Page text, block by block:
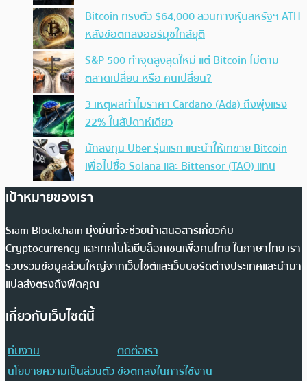
Bitcoin ทรงตัว $64,000 สวนทางหุ้นสหรัฐฯ ATH
หลังข้อตกลงฮอร์มุซใกล้ยุติ
S&P 500 ทำจุดสูงสุดใหม่ แต่ Bitcoin ไม่ตาม
ตลาดเปลี่ยน หรือ คนเปลี่ยน?
3 เหตุผลทำไมราคา Cardano (Ada) ถึงพุ่งแรง
22% ในสัปดาห์เดียว
นักลงทุน Uber รุ่นแรก แนะนำให้เทขาย Bitcoin
เพื่อไปซื้อ Solana และ Bittensor (TAO) แทน
เป้าหมายของเรา
Siam Blockchain มุ่งมั่นที่จะช่วยนำเสนอสารเกี่ยวกับ
Cryptocurrency และเทคโนโลยีบล็อกเชนเพื่อคนไทย ในภาษาไทย เรา
รวบรวมข้อมูลส่วนใหญ่จากเว็บไซต์และเว็บบอร์ดต่างประเทศและนำมา
แปลส่งตรงถึงฟีดคุณ
เกี่ยวกับเว็บไซต์นี้
ทีมงาน
ติดต่อเรา
นโยบายความเป็นส่วนตัวข้อตกลงในการใช้งาน